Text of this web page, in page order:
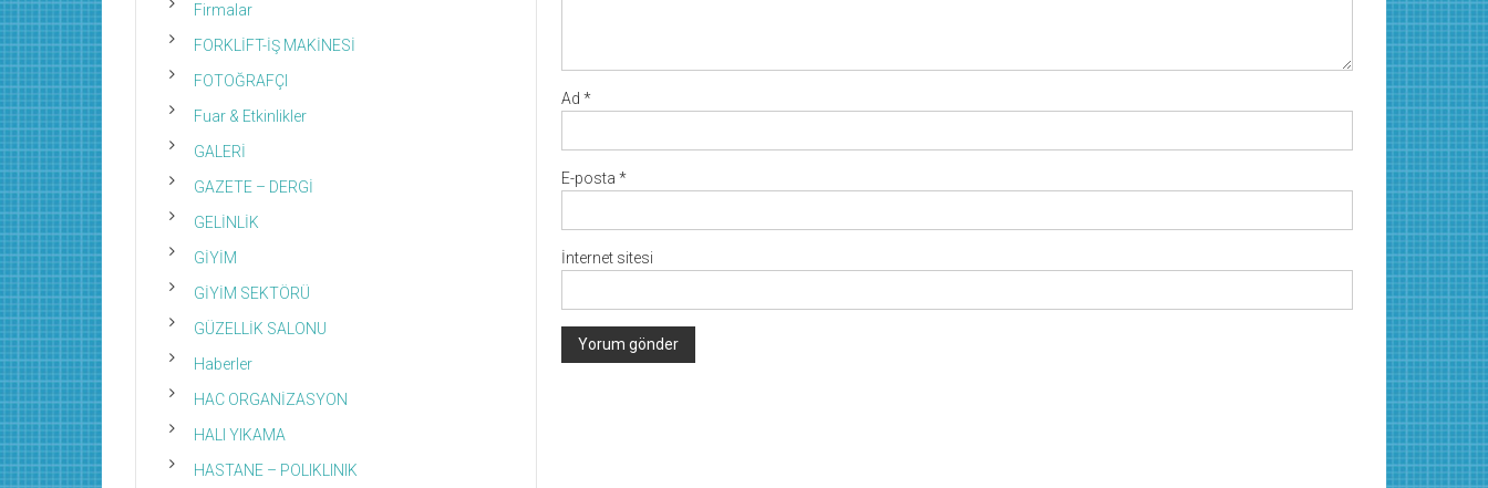
Ad *
E-posta *
İnternet sitesi
Firmalar
FORKLİFT-İŞ MAKİNESİ
FOTOĞRAFÇI
Fuar & Etkinlikler
GALERİ
GAZETE – DERGİ
GELİNLİK
GİYİM
GİYİM SEKTÖRÜ
GÜZELLİK SALONU
Haberler
HAC ORGANİZASYON
HALI YIKAMA
HASTANE – POLIKLINIK